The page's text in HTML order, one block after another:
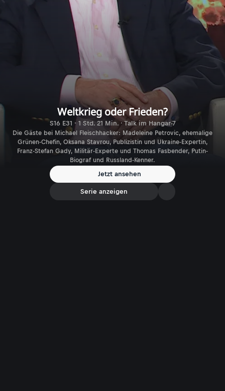
Weltkrieg oder Frieden?
S16 E31 · 1 Std. 21 Min. · Talk im Hangar-7
Die Gäste bei Michael Fleischhacker: Madeleine Petrovic, ehemalige
Grünen-Chefin, Oksana Stavrou, Publizistin und Ukraine-Expertin,
Franz-Stefan Gady, Militär-Experte und Thomas Fasbender, Putin-
Biograf und Russland-Kenner.
Jetzt ansehen
Serie anzeigen